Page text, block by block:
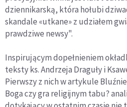
dziennikarską, która hołubi
skandale «utkane» z udziałem
prawdziwe newsy".
Inspirującym dopełnieniem
teksty ks. Andrzeja Draguły i
Pierwszy z nich w artykule
Boga czy gra religijnym tabu?